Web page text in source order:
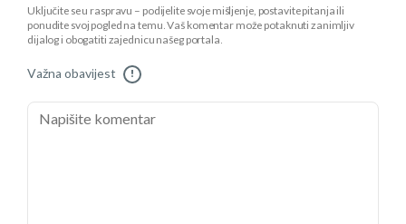
Uključite se u raspravu – podijelite svoje mišljenje, postavite pitanja ili
ponudite svoj pogled na temu. Vaš komentar može potaknuti zanimljiv
dijalog i obogatiti zajednicu našeg portala.
Važna obavijest !